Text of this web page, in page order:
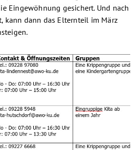
Eingewöhnung gesichert. Und nach
kann dann das Elternteil im März